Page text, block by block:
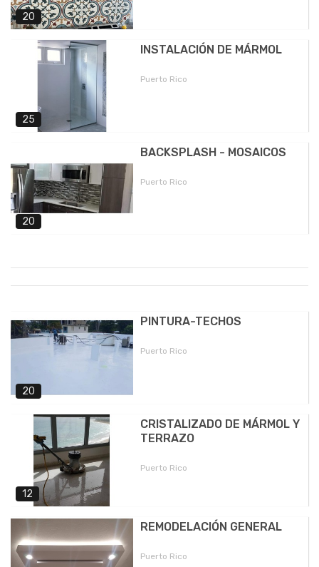
20
25
INSTALACIÓN DE MÁRMOL
Puerto Rico
20
BACKSPLASH - MOSAICOS
Puerto Rico
20
PINTURA-TECHOS
Puerto Rico
12
CRISTALIZADO DE MÁRMOL Y
TERRAZO
Puerto Rico
REMODELACIÓN GENERAL
Puerto Rico